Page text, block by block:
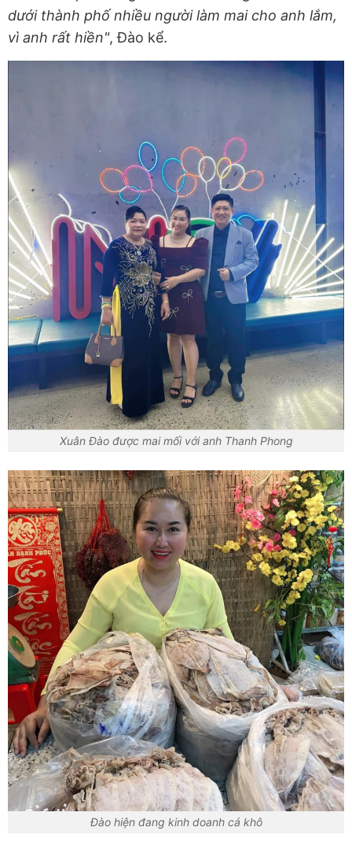
dưới thành phố nhiều người làm mai cho anh lắm,
vì anh rất hiền", Đào kể.
Xuân Đào được mai mối với anh Thanh Phong
Đào hiện đang kinh doanh cá khô